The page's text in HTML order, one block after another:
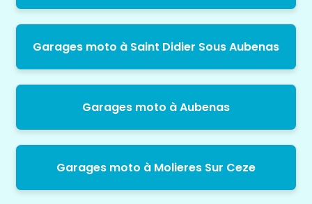
Garages moto à Saint Didier Sous Aubenas
Garages moto à Aubenas
Garages moto à Molieres Sur Ceze